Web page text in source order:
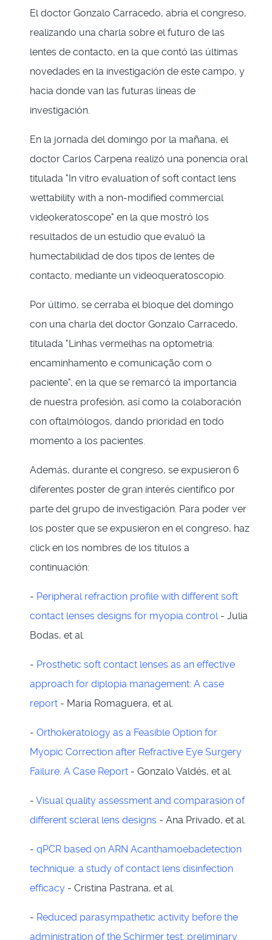
El doctor Gonzalo Carracedo, abría el congreso,
realizando una charla sobre el futuro de las
lentes de contacto, en la que contó las últimas
novedades en la investigación de este campo, y
hacia donde van las futuras líneas de
investigación.
En la jornada del domingo por la mañana, el
doctor Carlos Carpena realizó una ponencia oral
titulada "In vitro evaluation of soft contact lens
wettability with a non-modified commercial
videokeratoscope" en la que mostró los
resultados de un estudio que evaluó la
humectabilidad de dos tipos de lentes de
contacto, mediante un videoqueratoscopio.
Por último, se cerraba el bloque del domingo
con una charla del doctor Gonzalo Carracedo,
titulada "Linhas vermelhas na optometria:
encaminhamento e comunicação com o
paciente", en la que se remarcó la importancia
de nuestra profesión, así como la colaboración
con oftalmólogos, dando prioridad en todo
momento a los pacientes.
Además, durante el congreso, se expusieron 6
diferentes poster de gran interés científico por
parte del grupo de investigación. Para poder ver
los poster que se expusieron en el congreso, haz
click en los nombres de los títulos a
continuación:
- Peripheral refraction profile with different soft
contact lenses designs for myopia control- Julia
Bodas, et al.
- Prosthetic soft contact lenses as an effective
approach for diplopia management: A case
report - María Romaguera, et al.
- Orthokeratology as a Feasible Option for
Myopic Correction after Refractive Eye Surgery
Failure. A Case Report - Gonzalo Valdés, et al.
- Visual quality assessment and comparasion of
different scleral lens designs - Ana Privado, et al.
- qPCR based on ARN Acanthamoebadetection
technique: a study of contact lens disinfection
efficacy - Cristina Pastrana, et al.
- Reduced parasympathetic activity before the
administration of the Schirmer test: preliminary